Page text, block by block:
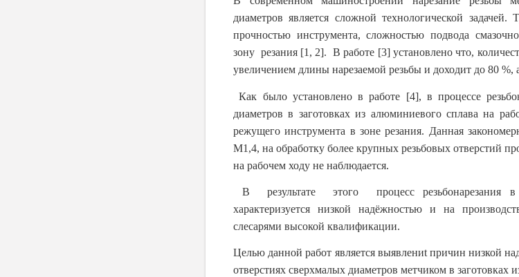
диаметров является сложной технологической
прочностью инструмента, сложностью подвода
зону резания [1, 2]. В работе [3] установлено что,
увеличением длины нарезаемой резьбы и доходит до 80 %,
Как было установлено в работе [4], в процессе
диаметров в заготовках из алюминиевого сплава на
режущего инструмента в зоне резания. Данная
М1,4, на обработку более крупных резьбовых отверстий
на рабочем ходу не наблюдается.
В результате этого процесс резьбонарезания в
характеризуется низкой надёжностью и на
слесарями высокой квалификации.
Целью данной работ является выявлениtпричин низкой
отверстиях сверхмалых диаметров метчиком в заготовках